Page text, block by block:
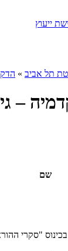
ייעוץ
תל אביב »
–
שם
"סקרי